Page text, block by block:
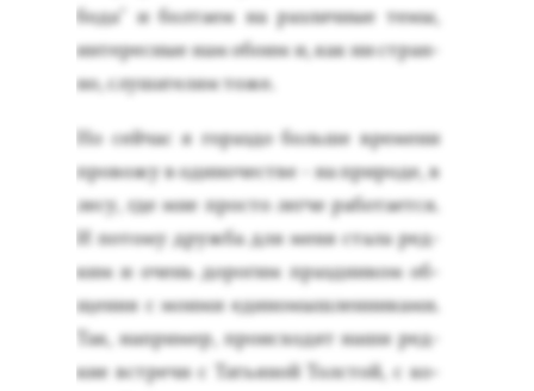
бода" и бол­та­ем на раз­личные те­мы,
ин­те­рес­ные нам обо­им и, как ни стран­
но, слу­шате­лям то­же.
Но сей­час я го­раз­до боль­ше вре­мени
про­вожу в оди­ночес­тве - на при­роде, в
ле­су, где мне прос­то лег­че ра­бота­ет­ся.
И по­тому друж­ба для ме­ня ста­ла ред­
ким и очень до­рогим праз­дни­ком об­
ще­ния с мо­ими еди­номыш­ленни­ками.
Так, нап­ри­мер, про­ис­хо­дят на­ши ред­
кие встре­чи с Тать­яной Тол­стой, с ко­